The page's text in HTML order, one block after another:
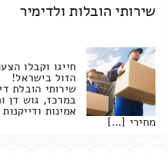
שירותי הובלות ולדימיר
חייגו וקבלו
הזול בישראל!
שירותי הובלת
במרכז, גוש דן
אמינות
מחירי […]